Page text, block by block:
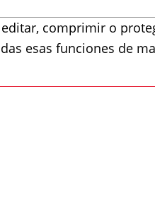
comprimir o
esas funciones de